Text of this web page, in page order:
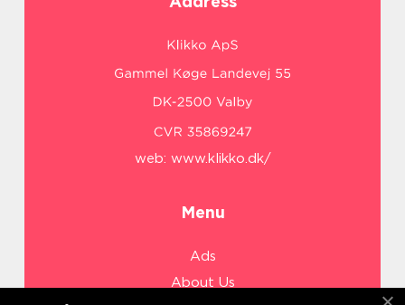
web: www.klikko.dk/
Menu
Ads
About Us